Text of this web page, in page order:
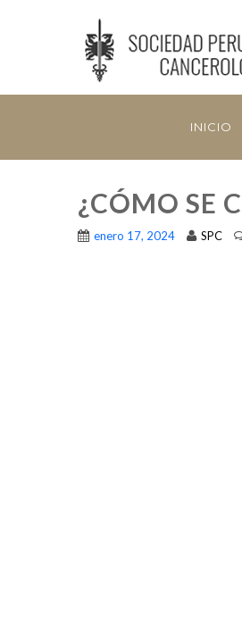
INICIO
¿CÓMO SE
enero 17, 2024 SPC